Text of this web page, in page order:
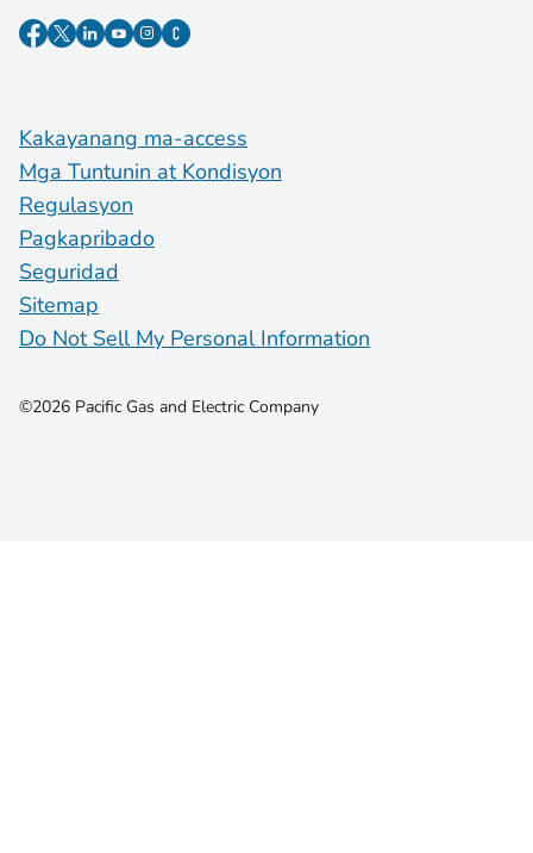
Kakayanang ma-access
Mga Tuntunin at Kondisyon
Regulasyon
Pagkapribado
Seguridad
Sitemap
Do Not Sell My Personal Information
©2026 Pacific Gas and Electric Company